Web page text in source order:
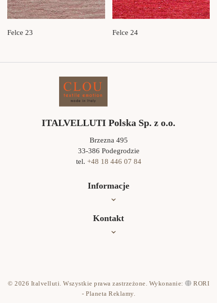
Felce 23 Felce 24
ITALVELLUTI Polska Sp. z o.o.
Brzezna 495
33-386 Podegrodzie
tel. +48 18 446 07 84
Informacje
Oferta
Kontakt
Polityka prywatności
© 2026 Italvelluti. Wszystkie prawa zastrzeżone. Wykonanie:
RORI
- Planeta Reklamy.